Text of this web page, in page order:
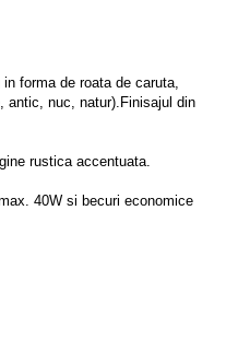
forma de roata de caruta,
antic, nuc, natur).Finisajul din
rustica accentuata.
40W si becuri economice